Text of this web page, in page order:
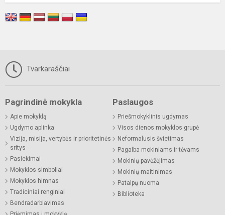
Tvarkaraščiai
Pagrindinė mokykla
Apie mokyklą
Ugdymo aplinka
Vizija, misija, vertybės ir prioritetinės
sritys
Pasiekimai
Mokyklos simboliai
Mokyklos himnas
Tradiciniai renginiai
Bendradarbiavimas
Paslaugos
Priešmokyklinis ugdymas
Visos dienos mokyklos grupė
Neformalusis švietimas
Pagalba mokiniams ir tėvams
Mokinių pavėžėjimas
Mokinių maitinimas
Patalpų nuoma
Biblioteka